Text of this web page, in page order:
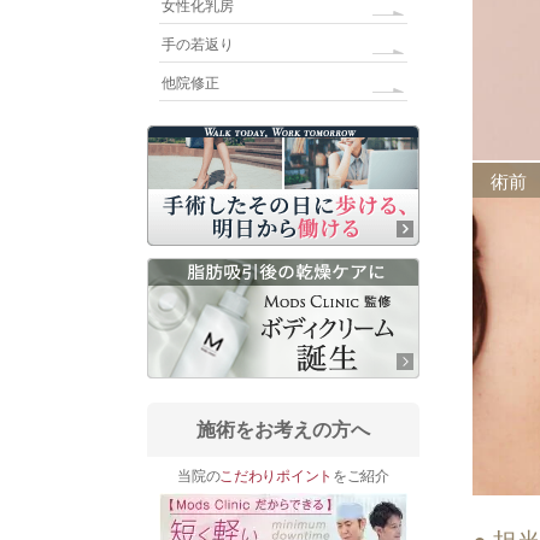
術前
女性化乳房
手の若返り
他院修正
施術をお考えの方へ
当院のこだわりポイント をご紹介